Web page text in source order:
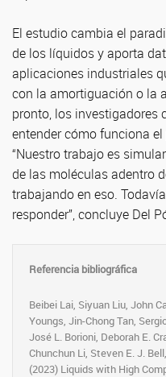
El estudio cambia el
de los líquidos y aporta
aplicaciones industriales
con la amortiguación o la
pronto, los investigadores
entender cómo funciona
“Nuestro trabajo es
de las moléculas adentro
trabajando en eso.
responder”, concluye Del
Referencia bibliográfica
Beibei Lai, Siyuan Liu, John
Youngs, Jin-Chong Tan,
José L. Borioni, Deborah E.
Chunchun Li, Steven E. J.
(2023) Liquids with High